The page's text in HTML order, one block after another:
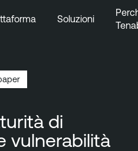
Soluzioni
di
vulnerabilità